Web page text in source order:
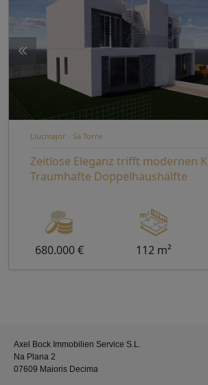
Llucmajor - Sa Torre
Zeitlose Eleganz trifft modernen
Traumhafte Doppelhaushälfte
680.000 € 112 m²
Axel Bock Immobilien Service S.L.
Na Plana 2
07609 Maioris Decima